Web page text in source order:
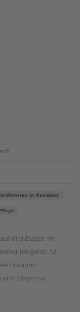
Wohnen in Residenz
drei Etagen im
(Hügelstr.12,
Einraum-
und 33 qm zur